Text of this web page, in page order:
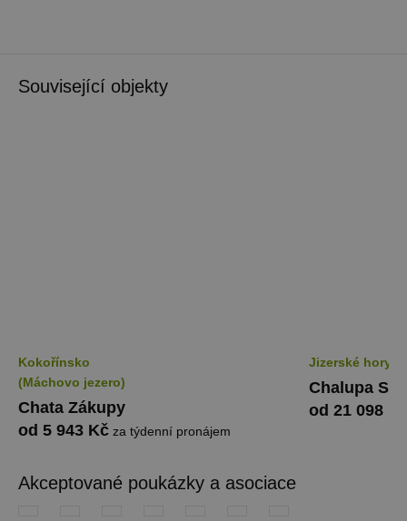
Související objekty
Kokořínsko
(Máchovo jezero)
Chata Zákupy
od 5 943 Kč za týdenní pronájem
Jizerské hory
Chalupa
od 21 098
Akceptované poukázky a asociace